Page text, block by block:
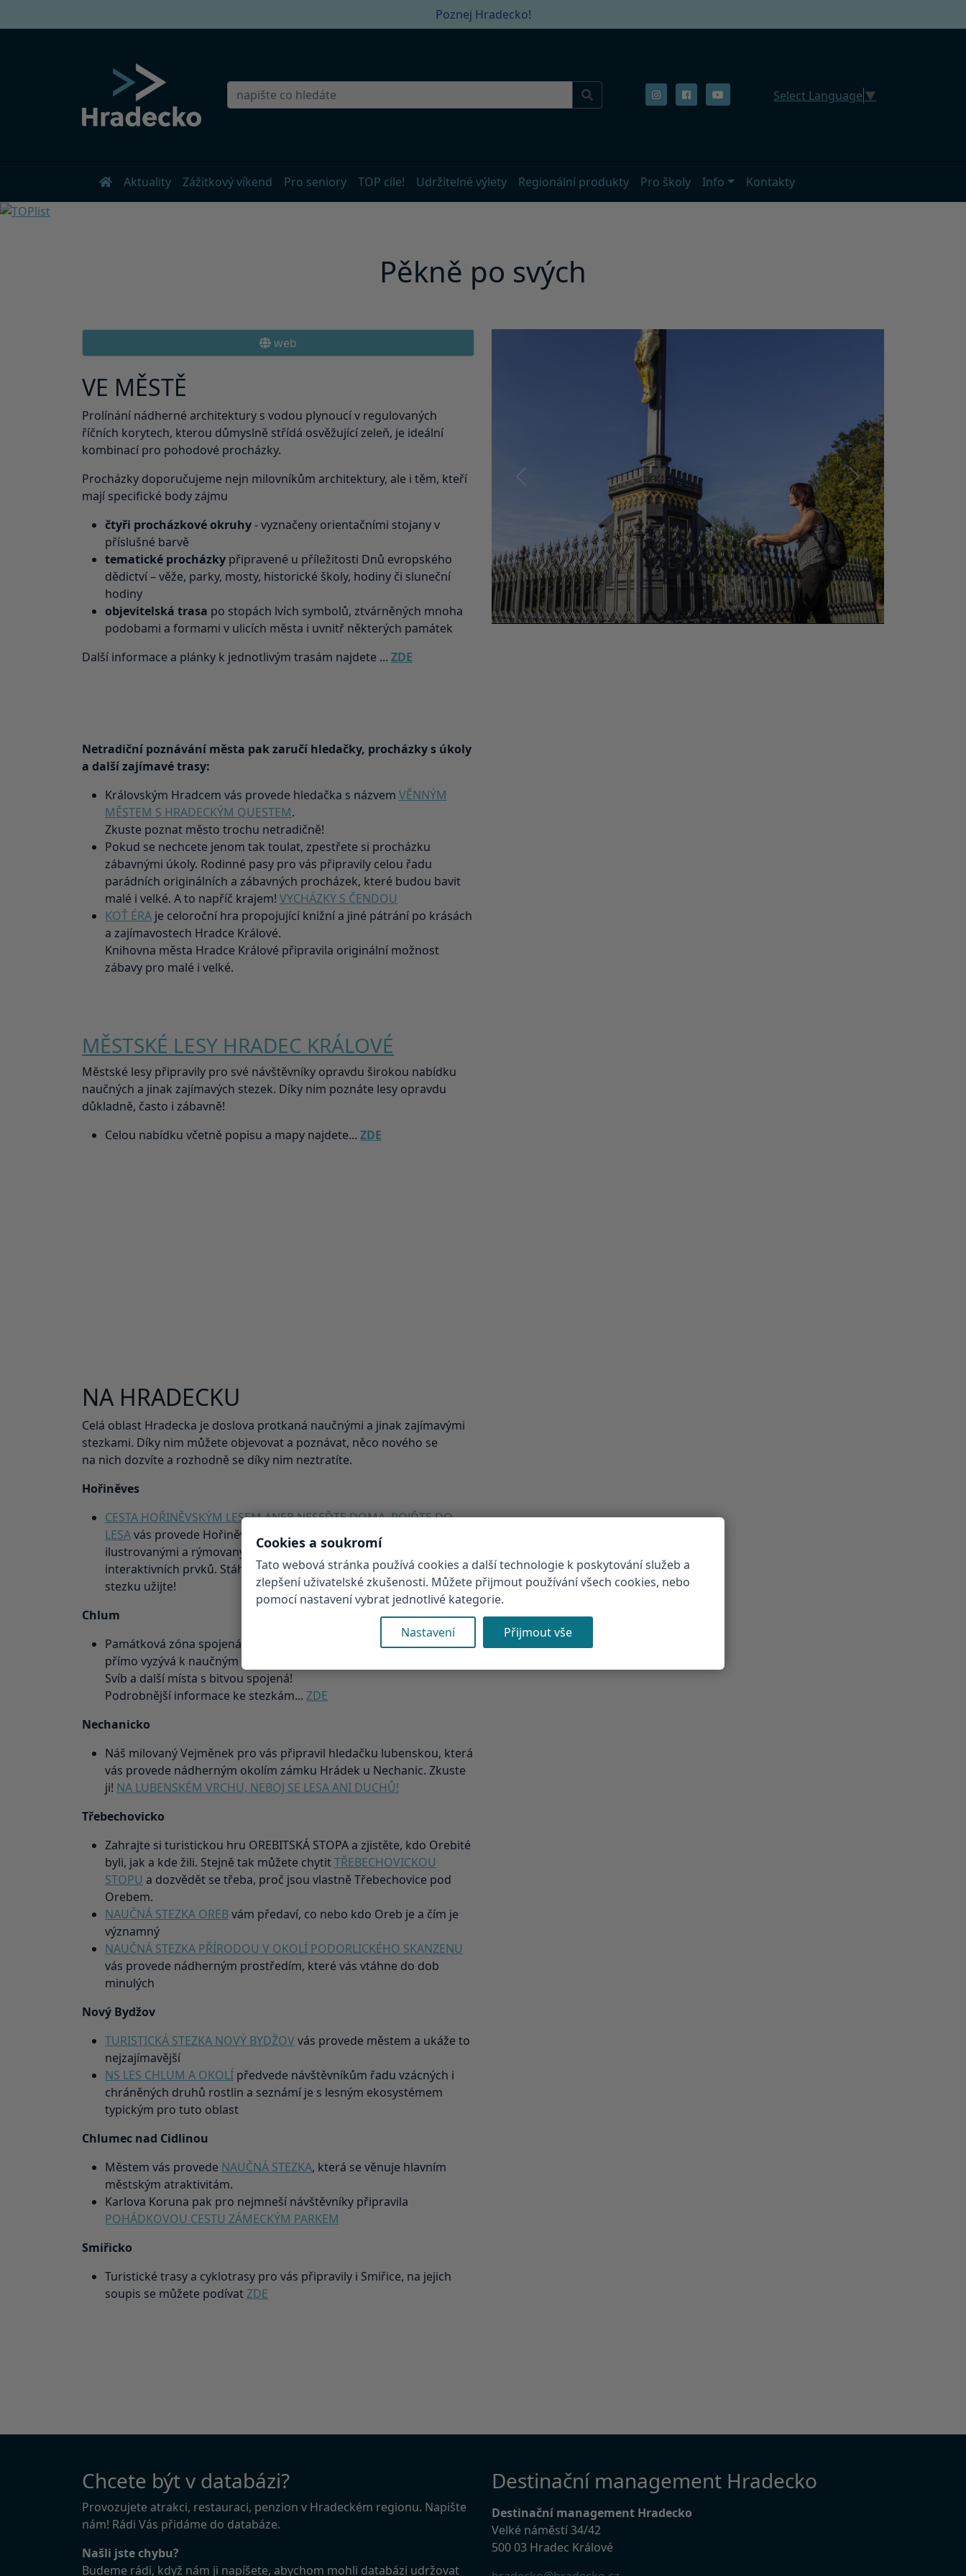
Poznej Hradecko!
Select Language ▼
Aktuality Zážitkový víkend Pro seniory TOP cíle! Udržitelné výlety Regionální produkty Pro školy Info Kontakty
Pěkně po svých
web
VE MĚSTĚ
Prolínání nádherné architektury s vodou plynoucí v regulovaných
říčních korytech, kterou důmyslně střídá osvěžující zeleň, je ideální
kombinací pro pohodové procházky.
Procházky doporučujeme nejn milovníkům architektury, ale i těm, kteří
mají specifické body zájmu
čtyři procházkové okruhy- vyznačeny orientačními stojany v
příslušné barvě
tematické procházky připravené u příležitosti Dnů evropského
dědictví – věže, parky, mosty, historické školy, hodiny či sluneční
hodiny
objevitelská trasa po stopách lvích symbolů, ztvárněných mnoha
podobami a formami v ulicích města i uvnitř některých památek
Další informace a plánky k jednotlivým trasám najdete ... ZDE
Netradiční poznávání města pak zaručí hledačky, procházky s úkoly
a další zajímavé trasy:
Královským Hradcem vás provede hledačka s názvem VĚNNÝM
MĚSTEM S HRADECKÝM QUESTEM.
Zkuste poznat město trochu netradičně!
Pokud se nechcete jenom tak toulat, zpestřete si procházku
zábavnými úkoly. Rodinné pasy pro vás připravily celou řadu
parádních originálních a zábavných procházek, které budou bavit
malé i velké. A to napříč krajem! VYCHÁZKY S ČENDOU
KOŤ ÉRA je celoroční hra propojující knižní a jiné pátrání po krásách
a zajímavostech Hradce Králové.
Knihovna města Hradce Králové připravila originální možnost
zábavy pro malé i velké.
MĚSTSKÉ LESY HRADEC KRÁLOVÉ
Městské lesy připravily pro své návštěvníky opravdu širokou nabídku
naučných a jinak zajímavých stezek. Díky nim poznáte lesy opravdu
důkladně, často i zábavně!
Celou nabídku včetně popisu a mapy najdete... ZDE
NA HRADECKU
Celá oblast Hradecka je doslova protkaná naučnými a jinak zajímavými
stezkami. Díky nim můžete objevovat a poznávat, něco nového se
na nich dozvíte a rozhodně se díky nim neztratíte.
Hořiněves
CESTA HOŘINĚVSKÝM LESEM ANEB NESEĎTE DOMA, POJĎTE DO
LESAvás provede Hořiněvskou bažantnicí. Stezka je tvořena
ilustrovanými a rýmovanými naučnými tabulemi a spoustou
interaktivních prvků. Stáhněte si vše potřebné a jednoduše si
stezku užijte!
Chlum
Památková zóna spojená s jednou z nejkrvavějších bitev 19. století
přímo vyzývá k naučným trasám. Poznejte areál bojiště, tajuplný les
Svíb a další místa s bitvou spojená!
Podrobnější informace ke stezkám... ZDE
Nechanicko
Náš milovaný Vejměnek pro vás připravil hledačku lubenskou, která
vás provede nádherným okolím zámku Hrádek u Nechanic. Zkuste
ji! NA LUBENSKÉM VRCHU, NEBOJ SE LESA ANI DUCHŮ!
Třebechovicko
Zahrajte si turistickou hru OREBITSKÁ STOPA a zjistěte, kdo Orebité
byli, jak a kde žili. Stejně tak můžete chytitTŘEBECHOVICKOU
STOPU a dozvědět se třeba, proč jsou vlastně Třebechovice pod
Orebem.
NAUČNÁ STEZKA OREBvám předaví, co nebo kdo Oreb je a čím je
významný
NAUČNÁ STEZKA PŘÍRODOU V OKOLÍ PODORLICKÉHO SKANZENU
vás provede nádherným prostředím, které vás vtáhne do dob
minulých
Nový Bydžov
TURISTICKÁ STEZKA NOVÝ BYDŽOVvás provede městem a ukáže to
nejzajímavější
NS LES CHLUM A OKOLÍ předvede návštěvníkům řadu vzácných i
chráněných druhů rostlin a seznámí je s lesným ekosystémem
typickým pro tuto oblast
Chlumec nad Cidlinou
Městem vás provede NAUČNÁ STEZKA, která se věnuje hlavním
městským atraktivitám.
Karlova Koruna pak pro nejmneší návštěvníky připravila
POHÁDKOVOU CESTU ZÁMECKÝM PARKEM
Smiřicko
Turistické trasy a cyklotrasy pro vás připravily i Smiřice, na jejich
soupis se můžete podívatZDE
Předchozí Další
Chcete být v databázi?
Provozujete atrakci, restauraci, penzion v Hradeckém regionu. Napište
nám! Rádi Vás přidáme do databáze.
Našli jste chybu?
Budeme rádi, když nám ji napíšete, abychom mohli databázi udržovat
Destinační management Hradecko
Destinační management Hradecko
Velké náměstí 34/42
500 03 Hradec Králové
Cookies a soukromí
Tato webová stránka používá cookies a další technologie k poskytování služeb a
zlepšení uživatelské zkušenosti. Můžete přijmout používání všech cookies, nebo
pomocí nastavení vybrat jednotlivé kategorie.
Nastavení Přijmout vše